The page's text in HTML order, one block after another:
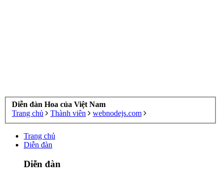
Diễn đàn Hoa của Việt Nam
Trang chủ
Thành viên webnodejs.com
Trang chủ
Diễn đàn
Diễn đàn